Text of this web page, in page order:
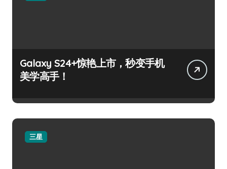
Galaxy S24+惊艳上市，秒变手机
美学高手！
三星